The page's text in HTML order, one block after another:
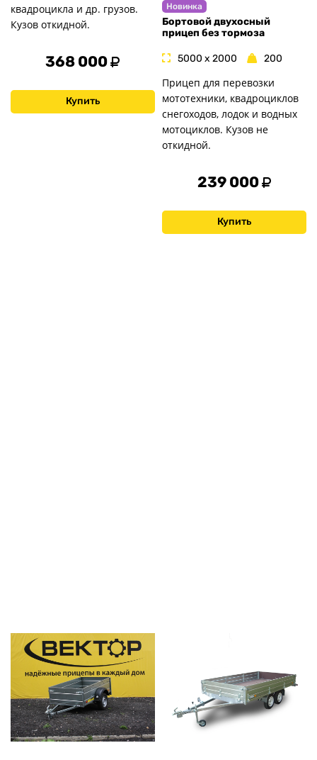
квадроцикла и др. грузов.
Кузов откидной.
368 000
Купить
Новинка
Бортовой двухосный
прицеп без тормоза
5000 x 2000 200
Прицеп для перевозки
мототехники, квадроциклов
снегоходов, лодок и водных
мотоциклов. Кузов не
откидной.
239 000
Купить